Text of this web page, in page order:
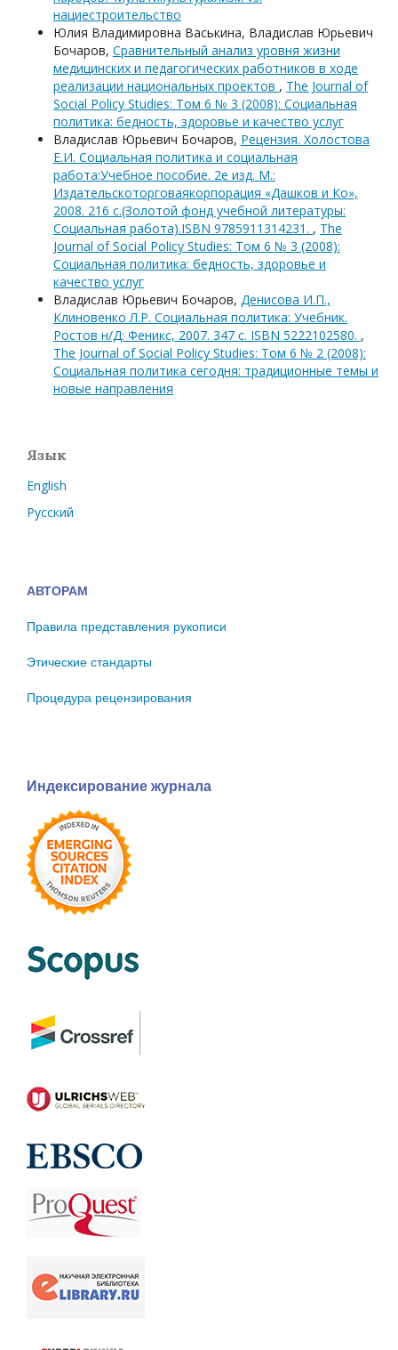
нациестроительство
Юлия Владимировна Васькина, Владислав Юрьевич
Бочаров, Сравнительный анализ уровня жизни
медицинских и педагогических работников в ходе
реализации национальных проектов , The Journal of
Social Policy Studies: Том 6 № 3 (2008): Социальная
политика: бедность, здоровье и качество услуг
Владислав Юрьевич Бочаров, Рецензия. Холостова
Е.И. Социальная политика и социальная
работа:Учебное пособие. 2е изд. М.:
Издательскоторговаякорпорация «Дашков и Кo»,
2008. 216 с.(Золотой фонд учебной литературы:
Социальная работа).ISBN 9785911314231. , The
Journal of Social Policy Studies: Том 6 № 3 (2008):
Социальная политика: бедность, здоровье и
качество услуг
Владислав Юрьевич Бочаров, Денисова И.П.,
Клиновенко Л.Р. Социальная политика: Учебник.
Ростов н/Д: Феникс, 2007. 347 с. ISBN 5222102580. ,
The Journal of Social Policy Studies: Том 6 № 2 (2008):
Социальная политика сегодня: традиционные темы и
новые направления
Язык
English
Русский
АВТОРАМ
Правила представления рукописи
Этические стандарты
Процедура рецензирования
Индексирование журнала